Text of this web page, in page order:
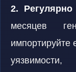
2.
месяцев
импортируйте